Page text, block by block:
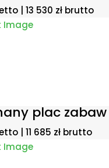
| 13 530 złbrutto
plac
| 11 685 złbrutto